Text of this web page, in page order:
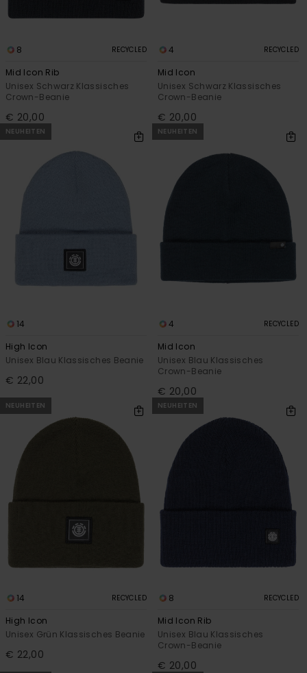
8 RECYCLED
Mid Icon Rib
Unisex Schwarz Klassisches
Crown-Beanie
€ 20,00
4 RECYCLED
Mid Icon
Unisex Schwarz Klassisches
Crown-Beanie
€ 20,00
NEUHEITEN
14
High Icon
Unisex Blau Klassisches Beanie
€ 22,00
NEUHEITEN
4 RECYCLED
Mid Icon
Unisex Blau Klassisches
Crown-Beanie
€ 20,00
NEUHEITEN
14 RECYCLED
High Icon
Unisex Grün Klassisches Beanie
€ 22,00
NEUHEITEN
8 RECYCLED
Mid Icon Rib
Unisex Blau Klassisches
Crown-Beanie
€ 20,00